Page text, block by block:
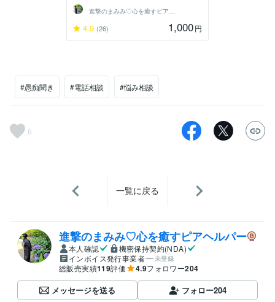
進撃のまみみ♡心を癒すピアヘルパー
4.9 (26) 1,000円
#愚痴聞き #電話相談 #悩み相談
6
一覧に戻る
進撃のまみみ♡心を癒すピアヘルパー
本人確認
機密保持契約(NDA)
インボイス発行事業者
未登録
総販売実績119評価 4.9フォロワー204
メッセージを送る フォロー204